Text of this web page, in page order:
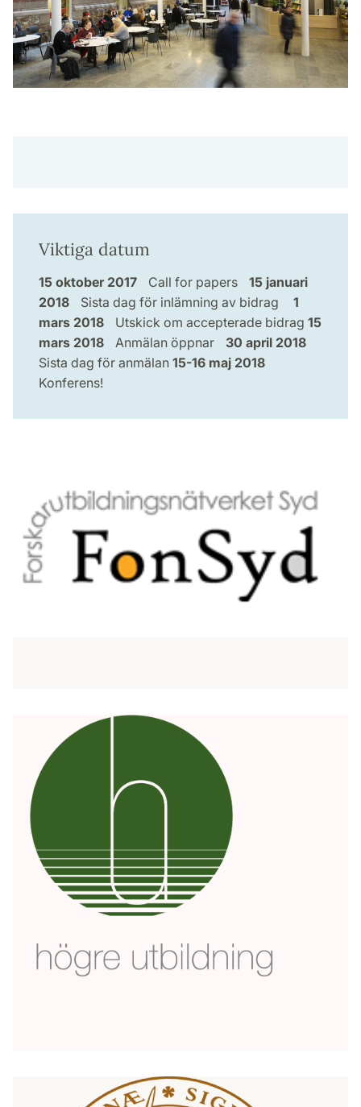
Viktiga datum
15 oktober 2017 Call for papers 15 januari
2018
Sista dag för inlämning av bidrag 1
mars 2018
Utskick om accepterade bidrag 15
mars 2018
Anmälan öppnar 30 april 2018
Sista dag för anmälan 15-16 maj 2018
Konferens!